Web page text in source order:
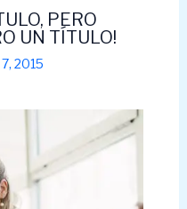
PERO
UN TÍTULO!
2015